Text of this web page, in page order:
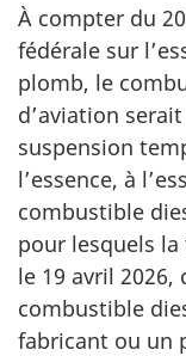
À compter du
fédérale sur
plomb, le
d’aviation
suspension
l’essence, à
combustible
pour lesquels la
le 19 avril 2026,
combustible
fabricant ou un